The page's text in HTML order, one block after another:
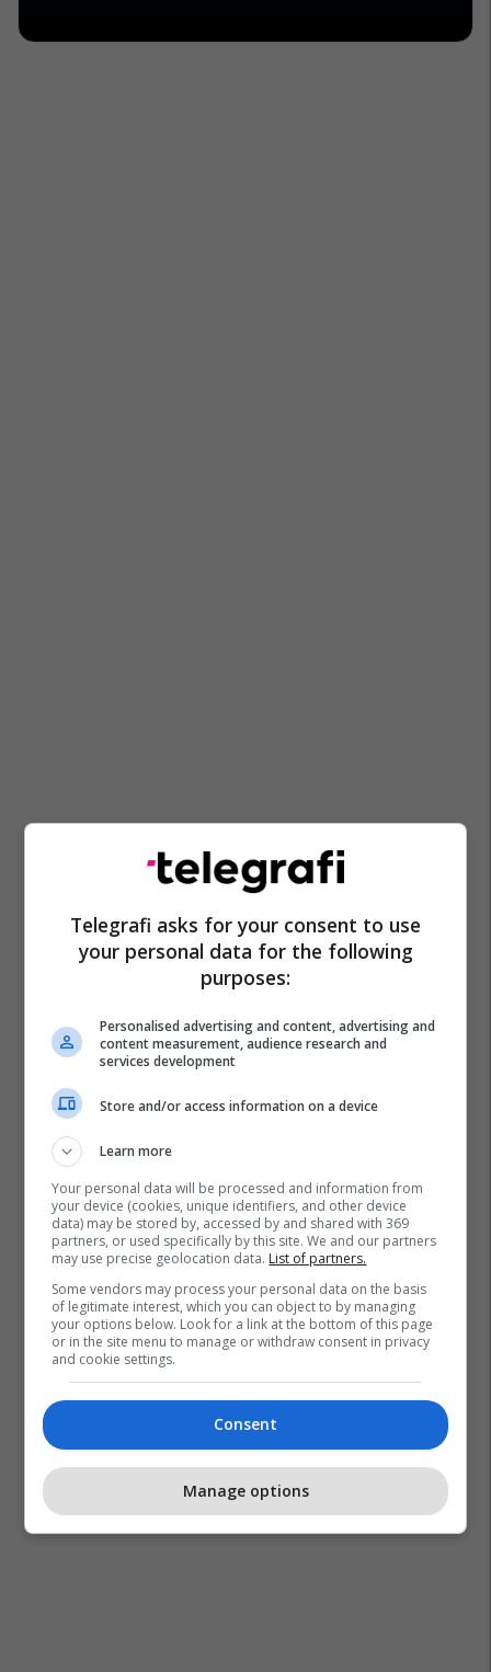
Telegrafi asks for your consent to use
your personal data for the following
purposes:
Personalised advertising and content, advertising and
content measurement, audience research and
services development
Store and/or access information on a device
Learn more
Your personal data will be processed and information from
your device (cookies, unique identifiers, and other device
data) may be stored by, accessed by and shared with 369
partners, or used specifically by this site. We and our partners
may use precise geolocation data. List of partners.
Some vendors may process your personal data on the basis
of legitimate interest, which you can object to by managing
your options below. Look for a link at the bottom of this page
or in the site menu to manage or withdraw consent in privacy
and cookie settings.
Consent
Manage options